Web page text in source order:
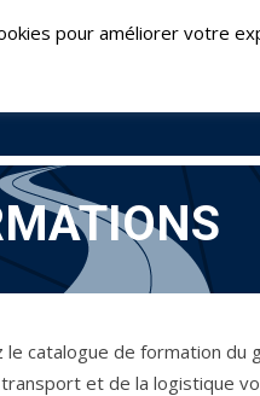
le-Comte : 02 51 69 22
le catalogue de formation du
et de la logistique
pour améliorer votre